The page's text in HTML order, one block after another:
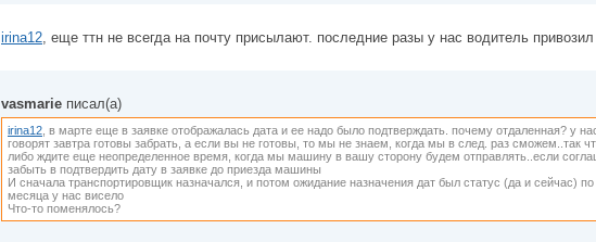
irina12, еще ттн не всегда на почту присылают. последние разы у нас водитель привозил
vasmarie писал(а)
irina12 , в марте еще в заявке отображалась дата и ее надо было подтверждать. почему отдаленная? у
говорят завтра готовы забрать, а если вы не готовы, то мы не знаем, когда мы в след. раз сможем..так
либо ждите еще неопределенное время, когда мы машину в вашу сторону будем отправлять..если
забыть в подтвердить дату в заявке до приезда машины
И сначала транспортировщик назначался, и потом ожидание назначения дат был статус (да и сейчас)
месяца у нас висело
Что-то поменялось?